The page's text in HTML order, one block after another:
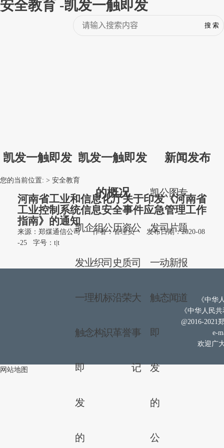
安全教育 -凯发一触即发
凯发一触即发 凯发一触即发
的概况
凯
发
一
触
即
发
的
企
业
理
念
组
织
机
构
公
司
标
识
历
史
沿
革
资
质
荣
誉
公
司
大
事
记
新闻发布
凯
发
一
触
即
发
的
公
公
司
动
态
图
片
新
闻
专
题
报
道
您的当前位置: > 安全教育
河南省工业和信息化厅关于印发《河南省
工业控制系统信息安全事件应急管理工作
指南》的通知
来源：郑煤通信公司 作者：管理员
发布日期：2020-08
-25
字号： t t
《中华
《中华人民
@2016-2021
e-
欢迎广
网站地图